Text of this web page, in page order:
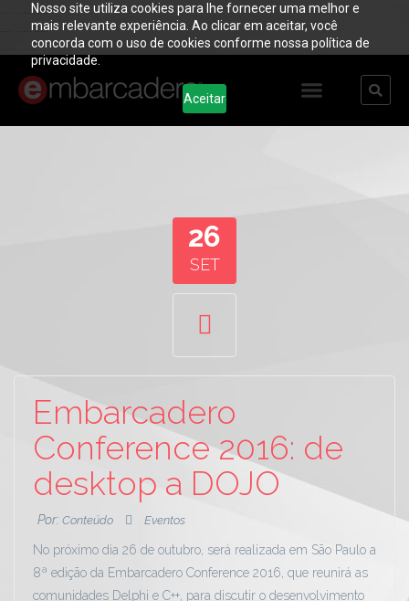
Nosso site utiliza cookies para lhe fornecer uma melhor e
mais relevante experiência. Ao clicar em aceitar, você
concorda com o uso de cookies conforme nossa política de
privacidade.
Aceitar
..... ..... .....
..... ..... .....
...... ......
26
SET
Embarcadero
Conference 2016: de
desktop a DOJO
Por: Conteúdo Eventos
No próximo dia 26 de outubro, será realizada em São Paulo a
8ª edição da Embarcadero Conference 2016, que reunirá as
comunidades Delphi e C++, para discutir o desenvolvimento